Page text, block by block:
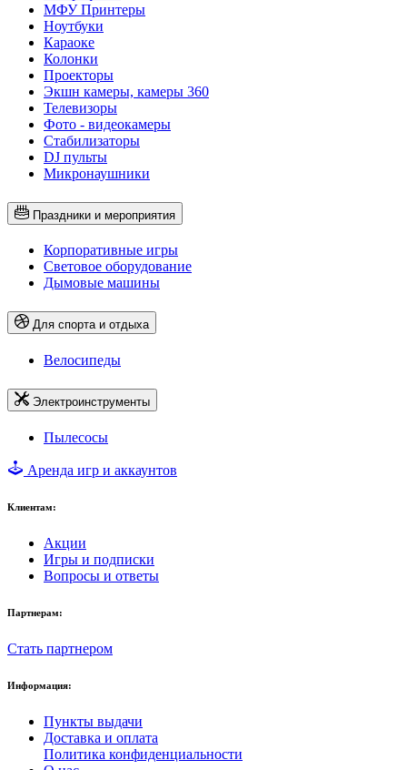
МФУ Принтеры
Ноутбуки
Караоке
Колонки
Проекторы
Экшн камеры, камеры 360
Телевизоры
Фото - видеокамеры
Стабилизаторы
DJ пульты
Микронаушники
Праздники и мероприятия
Корпоративные игры
Световое оборудование
Дымовые машины
Для спорта и отдыха
Велосипеды
Электроинструменты
Пылесосы
Аренда игр и аккаунтов
Клиентам:
Акции
Игры и подписки
Вопросы и ответы
Партнерам:
Стать партнером
Информация:
Пункты выдачи
Доставка и оплата
Политика конфиденциальности